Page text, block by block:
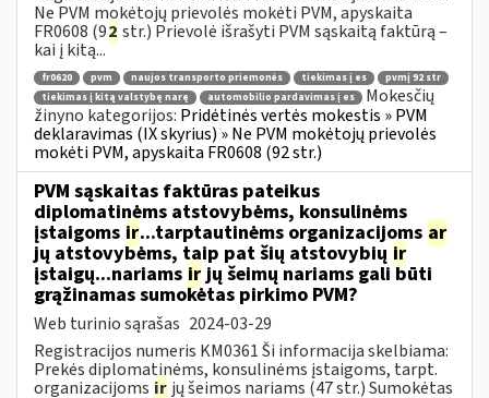
Ne PVM mokėtojų prievolės mokėti PVM, apyskaita
FR0608 (92 str.) Prievolė išrašyti PVM sąskaitą faktūrą –
kai į kitą...
fr0620 pvm naujos transporto priemonės tiekimas į es
pvmį 92 str
tiekimas į kitą valstybę narę
automobilio pardavimas į es
Mokesčių
žinyno kategorijos: Pridėtinės vertės mokestis » PVM
deklaravimas (IX skyrius) » Ne PVM mokėtojų prievolės
mokėti PVM, apyskaita FR0608 (92 str.)
PVM sąskaitas faktūras pateikus
diplomatinėms atstovybėms, konsulinėms
įstaigoms ir...tarptautinėms organizacijoms ar
jų atstovybėms, taip pat šių atstovybių ir
įstaigų...nariams irjų šeimų nariams gali būti
grąžinamas sumokėtas pirkimo PVM?
Web turinio sąrašas 2024-03-29
Registracijos numeris KM0361 Ši informacija skelbiama:
Prekės diplomatinėms, konsulinėms įstaigoms, tarpt.
organizacijoms ir jų šeimos nariams (47 str.) Sumokėtas